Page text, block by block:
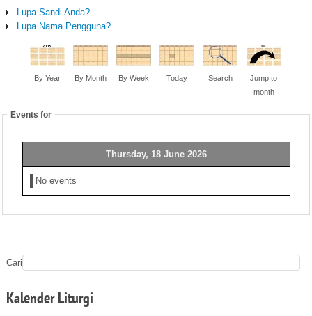
Lupa Sandi Anda?
Lupa Nama Pengguna?
By Year By Month By Week Today Search
Jump to
month
Events for
Thursday, 18 June 2026
No events
Cari
KalenderLiturgi